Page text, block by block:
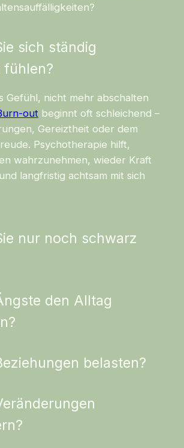
sich ständig
Gefühl, nicht mehr abschalten
out beginnt oft schleichend –
Gereiztheit oder dem
Psychotherapie hilft,
wahrzunehmen, wieder Kraft
langfristig achtsam mit sich
nur noch schwarz
den Alltag
belasten?